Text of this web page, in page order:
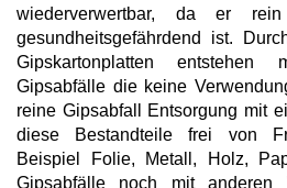
wiederverwertbar, da er
gesundheitsgefährdend ist.
Gipskartonplatten entstehen
Gipsabfälle die keine
reine Gipsabfall Entsorgung mit
diese Bestandteile frei von
Beispiel Folie, Metall, Holz,
Gipsabfälle noch mit anderen